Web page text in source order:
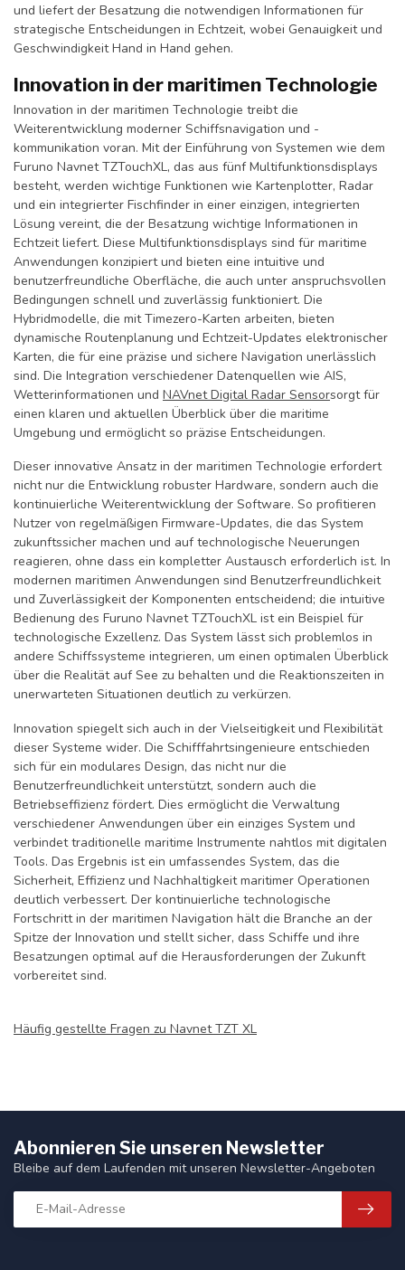
und liefert der Besatzung die notwendigen Informationen für
strategische Entscheidungen in Echtzeit, wobei Genauigkeit und
Geschwindigkeit Hand in Hand gehen.
Innovation in der maritimen Technologie
Innovation in der maritimen Technologie treibt die
Weiterentwicklung moderner Schiffsnavigation und -
kommunikation voran. Mit der Einführung von Systemen wie dem
Furuno Navnet TZTouchXL, das aus fünf Multifunktionsdisplays
besteht, werden wichtige Funktionen wie Kartenplotter, Radar
und ein integrierter Fischfinder in einer einzigen, integrierten
Lösung vereint, die der Besatzung wichtige Informationen in
Echtzeit liefert. Diese Multifunktionsdisplays sind für maritime
Anwendungen konzipiert und bieten eine intuitive und
benutzerfreundliche Oberfläche, die auch unter anspruchsvollen
Bedingungen schnell und zuverlässig funktioniert. Die
Hybridmodelle, die mit Timezero-Karten arbeiten, bieten
dynamische Routenplanung und Echtzeit-Updates elektronischer
Karten, die für eine präzise und sichere Navigation unerlässlich
sind. Die Integration verschiedener Datenquellen wie AIS,
Wetterinformationen und NAVnet Digital Radar Sensorsorgt für
einen klaren und aktuellen Überblick über die maritime
Umgebung und ermöglicht so präzise Entscheidungen.
Dieser innovative Ansatz in der maritimen Technologie erfordert
nicht nur die Entwicklung robuster Hardware, sondern auch die
kontinuierliche Weiterentwicklung der Software. So profitieren
Nutzer von regelmäßigen Firmware-Updates, die das System
zukunftssicher machen und auf technologische Neuerungen
reagieren, ohne dass ein kompletter Austausch erforderlich ist. In
modernen maritimen Anwendungen sind Benutzerfreundlichkeit
und Zuverlässigkeit der Komponenten entscheidend; die intuitive
Bedienung des Furuno Navnet TZTouchXL ist ein Beispiel für
technologische Exzellenz. Das System lässt sich problemlos in
andere Schiffssysteme integrieren, um einen optimalen Überblick
über die Realität auf See zu behalten und die Reaktionszeiten in
unerwarteten Situationen deutlich zu verkürzen.
Innovation spiegelt sich auch in der Vielseitigkeit und Flexibilität
dieser Systeme wider. Die Schifffahrtsingenieure entschieden
sich für ein modulares Design, das nicht nur die
Benutzerfreundlichkeit unterstützt, sondern auch die
Betriebseffizienz fördert. Dies ermöglicht die Verwaltung
verschiedener Anwendungen über ein einziges System und
verbindet traditionelle maritime Instrumente nahtlos mit digitalen
Tools. Das Ergebnis ist ein umfassendes System, das die
Sicherheit, Effizienz und Nachhaltigkeit maritimer Operationen
deutlich verbessert. Der kontinuierliche technologische
Fortschritt in der maritimen Navigation hält die Branche an der
Spitze der Innovation und stellt sicher, dass Schiffe und ihre
Besatzungen optimal auf die Herausforderungen der Zukunft
vorbereitet sind.
Häufig gestellte Fragen zu Navnet TZT XL
Abonnieren Sie unseren Newsletter
Bleibe auf dem Laufenden mit unseren Newsletter-Angeboten